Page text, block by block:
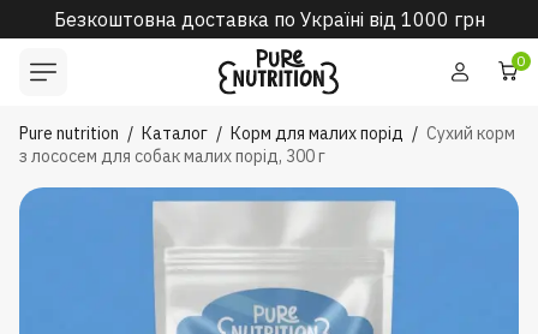
Безкоштовна доставка по Україні від 1000 грн
0
Pure nutrition / Каталог / Корм для малих порід / Сухий корм
з лососем для собак малих порід, 300 г